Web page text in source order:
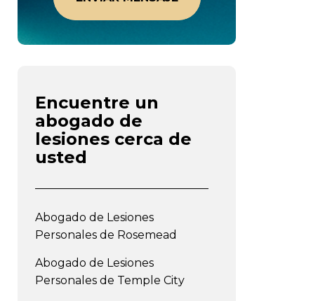
Encuentre un
abogado de
lesiones cerca de
usted
Abogado de Lesiones
Personales de Rosemead
Abogado de Lesiones
Personales de Temple City